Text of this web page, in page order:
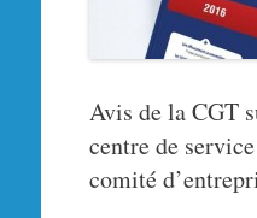
Avis de la CGT
centre de
comité